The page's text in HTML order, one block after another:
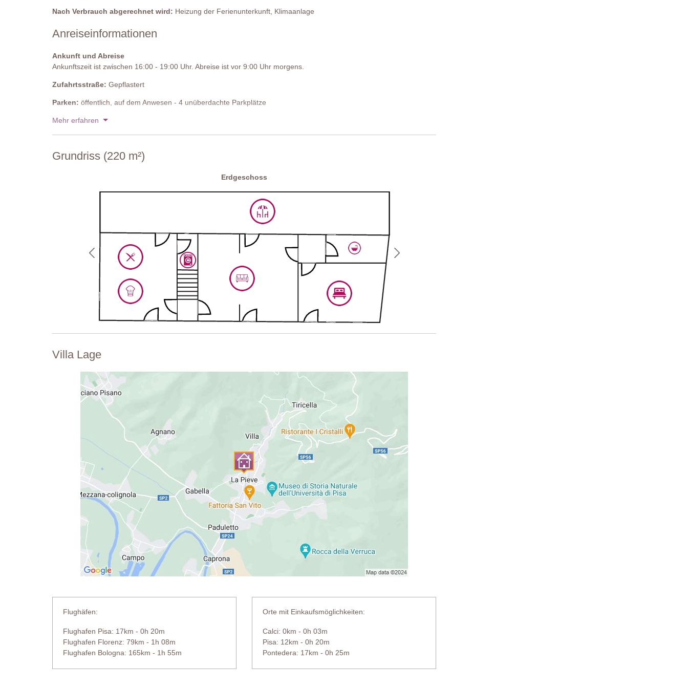
Angrenzendes Badezimmer
Schlafzimmer 5
Große Dusche, Waschbecken, Bidet, WC
Privatpool:
Breite: 3,8 Meter
Tiefe: 1,5 Meter
Geöffnet: von Mitte Mai bis September
Nach Verbrauch abgerechnet wird: Heizung der Ferienunterkunft, Klimaanlage
Anreiseinformationen
Ankunft und Abreise
Ankunftszeit ist zwischen 16:00 - 19:00 Uhr. Abreise ist vor 9:00 Uhr morgens.
Zufahrtsstraße: Gepflastert
Parken: öffentlich, auf dem Anwesen - 4 unüberdachte Parkplätze
Nationaler ID-Code:
Mehr erfahren
Grundriss (220 m²)
Erdgeschoss
Villa Lage
Flughäfen:
Flughafen Pisa: 17km - 0h 20m
Flughafen Florenz: 79km - 1h 08m
Flughafen Bologna: 165km - 1h 55m
Orte mit Einkaufsmöglichkeiten:
Calci: 0km - 0h 03m
Pisa: 12km - 0h 20m
Pontedera: 17km - 0h 25m